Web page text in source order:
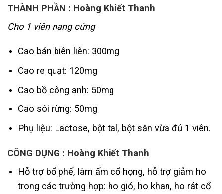
THÀNH PHẦN : Hoàng Khiết Thanh
Cho 1 viên nang cứng
Cao bán biên liên: 300mg
Cao re quạt: 120mg
Cao bồ công anh: 50mg
Cao sói rừng: 50mg
Phụ liệu: Lactose, bột tal, bột sắn vừa đủ 1 viên.
CÔNG DỤNG : Hoàng Khiết Thanh
Hỗ trợ bổ phế, làm ấm cổ họng, hỗ trợ giảm ho
trong các trường hợp: ho gió, ho khan, ho rát cổ